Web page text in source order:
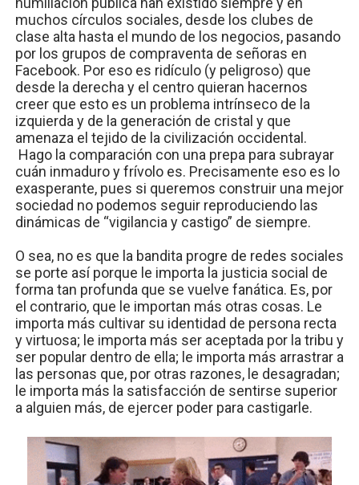
muchos círculos sociales, desde los clubes de
clase alta hasta el mundo de los negocios, pasando
por los grupos de compraventa de señoras en
Facebook. Por eso es ridículo (y peligroso) que
desde la derecha y el centro quieran hacernos
creer que esto es un problema intrínseco de la
izquierda y de la generación de cristal y que
amenaza el tejido de la civilización occidental.
Hago la comparación con una prepa para subrayar
cuán inmaduro y frívolo es. Precisamente eso es lo
exasperante, pues si queremos construir una mejor
sociedad no podemos seguir reproduciendo las
dinámicas de “vigilancia y castigo” de siempre.
O sea, no es que la bandita progre de redes sociales
se porte así porque le importa la justicia social de
forma tan profunda que se vuelve fanática. Es, por
el contrario, que le importan más otras cosas. Le
importa más cultivar su identidad de persona recta
y virtuosa; le importa más ser aceptada por la tribu y
ser popular dentro de ella; le importa más arrastrar a
las personas que, por otras razones, le desagradan;
le importa más la satisfacción de sentirse superior
a alguien más, de ejercer poder para castigarle.